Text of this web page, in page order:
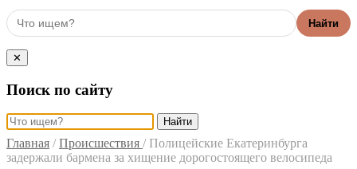
Найти
✕
Поиск по сайту
Найти
Главная / Происшествия / Полицейские Екатеринбурга
задержали бармена за хищение дорогостоящего велосипеда